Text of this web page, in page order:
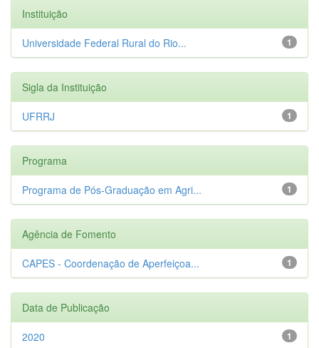
Instituição
1
Universidade Federal Rural do Rio...
Sigla da Instituição
1
UFRRJ
Programa
1
Programa de Pós-Graduação em Agri...
Agência de Fomento
1
CAPES - Coordenação de Aperfeiçoa...
Data de Publicação
1
2020